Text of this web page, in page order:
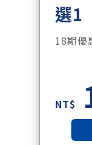
選1
18期優
NT$